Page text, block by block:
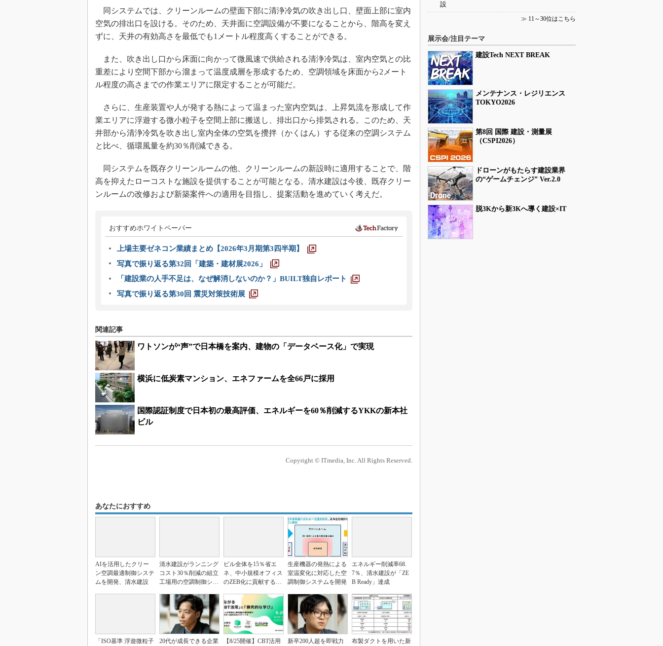
同システムでは、クリーンルームの壁面下部に清浄冷気の吹き出し口、壁面上部に室内
空気の排出口を設ける。そのため、天井面に空調設備が不要になることから、階高を変え
ずに、天井の有効高さを最低でも1メートル程度高くすることができる。
また、吹き出し口から床面に向かって微風速で供給される清浄冷気は、室内空気との比
重差により空間下部から溜まって温度成層を形成するため、空調領域を床面から2メート
ル程度の高さまでの作業エリアに限定することが可能だ。
さらに、生産装置や人が発する熱によって温まった室内空気は、上昇気流を形成して作
業エリアに浮遊する微小粒子を空間上部に搬送し、排出口から排気される。このため、天
井部から清浄冷気を吹き出し室内全体の空気を攪拌（かくはん）する従来の空調システム
と比べ、循環風量を約30％削減できる。
同システムを既存クリーンルームの他、クリーンルームの新設時に適用することで、階
高を抑えたローコストな施設を提供することが可能となる。清水建設は今後、既存クリー
ンルームの改修および新築案件への適用を目指し、提案活動を進めていく考えだ。
おすすめホワイトペーパー
上場主要ゼネコン業績まとめ【2026年3月期第3四半期】
写真で振り返る第32回「建築・建材展2026」
「建設業の人手不足は、なぜ解消しないのか？」BUILT独自レポート
写真で振り返る第30回 震災対策技術展
関連記事
ワトソンが“声”で日本橋を案内、建物の「データベース化」で実現
横浜に低炭素マンション、エネファームを全66戸に採用
国際認証制度で日本初の最高評価、エネルギーを60％削減するYKKの新本社
ビル
Copyright © ITmedia, Inc. All Rights Reserved.
あなたにおすすめ
AIを活用したクリー
ン空調最適制御システ
ムを開発、清水建設
清水建設がランニング
コスト30％削減の組立
工場用の空調制御シス
ビル全体を15％省エ
ネ、中小規模オフィス
のZEB化に貢献する輻
生産機器の発熱による
室温変化に対応した空
調制御システムを開発
エネルギー削減率68.
7％、清水建設が「ZE
B Ready」達成
「ISO基準 浮遊微粒子
20代が成長できる企業
【8/25開催】CBT活用
新卒200人超を即戦力
布製ダクトを用いた新
設
≫ 11～30位はこちら
展示会/注目テーマ
建設Tech NEXT BREAK
メンテナンス・レジリエンス
TOKYO2026
第8回 国際 建設・測量展
（CSPI2026）
ドローンがもたらす建設業界
の“ゲームチェンジ” Ver.2.0
脱3Kから新3Kへ導く建設×IT